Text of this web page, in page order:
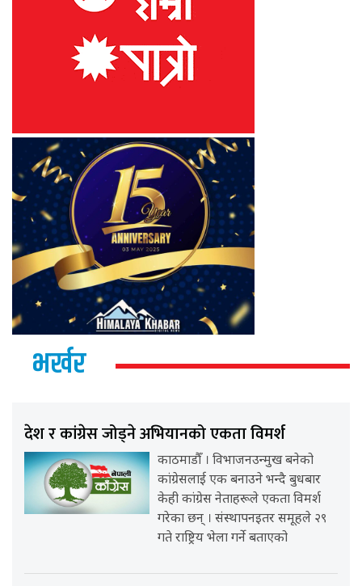
भर्खर
देश र कांग्रेस जोड्ने अभियानको एकता विमर्श
काठमाडौँ । विभाजनउन्मुख बनेको
कांग्रेसलाई एक बनाउने भन्दै बुधबार
केही कांग्रेस नेताहरूले एकता विमर्श
गरेका छन् । संस्थापनइतर समूहले २९
गते राष्ट्रिय भेला गर्ने बताएको